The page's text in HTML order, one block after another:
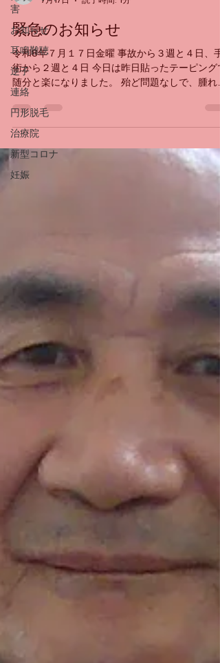
害
お知らせ
耳鳴難聴
逆子
連絡
円形脱毛
治療院
新型コロナ
妊娠
緊急のお知らせ
令和8年７月１７日金曜 事故から３週と４日、手
術から２週と４日 今日は昨日貼ったテーピング
随分と楽になりました。 殆ど問題なしで、腫れ
９割取れてます。 ただ車と直接ぶつかった膝が
かなか腫れが引きませんが動きには何も問題はあ
りません。 明日もこれでよさそうです。 完治す
まで１２週ぐらいかかるそうなので、随分と回復
は早いようだと思います。